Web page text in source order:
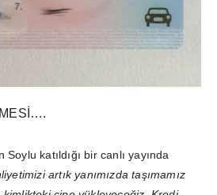
katıldığı bir canlı yayında
artık yanımızda taşımamız